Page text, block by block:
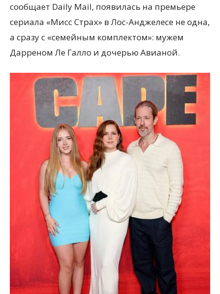
сообщает Daily Mail, появилась на премьере
сериала «Мисс Страх» в Лос-Анджелесе не одна,
а сразу с «семейным комплектом»: мужем
Дарреном Ле Галло и дочерью Авианой.